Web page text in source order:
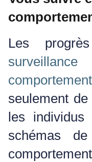
Les
surveillance
seulement
les
schémas